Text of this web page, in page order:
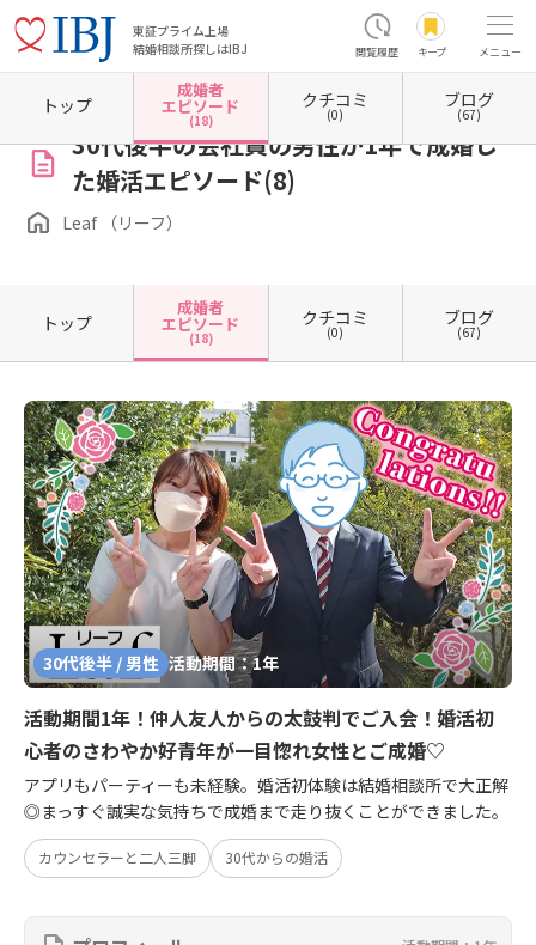
東証プライム上場
結婚相談所探しはIBJ
閲覧履歴 キープ メニュー
ホーム 長野県の結婚相談所 長野県飯田市 Leaf （リーフ） 成婚者エピソード一覧
30代後半の会社員の男性が1年で成婚し
た婚活エピソード(8)
Leaf （リーフ）
トップ
成婚者
エピソード
(18)
クチコミ
(0)
ブログ
(67)
トップ
成婚者
エピソード
(18)
クチコミ
(0)
ブログ
(67)
30代後半 / 男性 活動期間：1年
活動期間1年！仲人友人からの太鼓判でご入会！婚活初
心者のさわやか好青年が一目惚れ女性とご成婚♡
アプリもパーティーも未経験。婚活初体験は結婚相談所で大正解
◎まっすぐ誠実な気持ちで成婚まで走り抜くことができました。
カウンセラーと二人三脚 30代からの婚活